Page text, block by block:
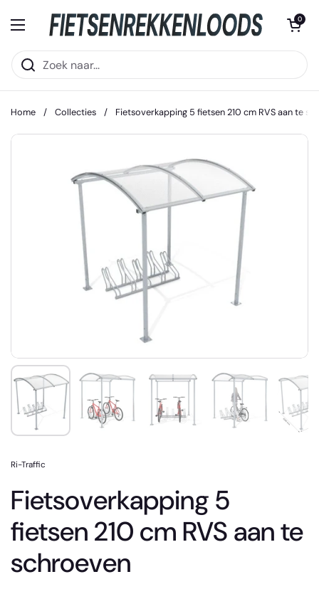
Menu openen
Winkelwagentje
0
Home / Collecties / Fietsoverkapping 5 fietsen 210 cm RVS aan te
Ri-Traffic
Fietsoverkapping 5
fietsen 210 cm RVS aan te
schroeven